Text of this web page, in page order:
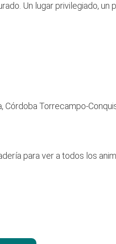
Un lugar privilegiado, un
Córdoba Torrecampo-
para ver a todos los